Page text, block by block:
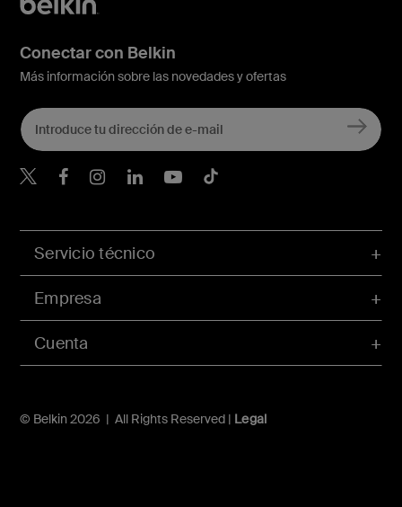
Cuenta
Servicio técnico
Empresa
© Belkin 2026 | All Rights Reserved | Legal
Conectar con Belkin
Más información sobre las novedades y ofertas
Belkin Twitter